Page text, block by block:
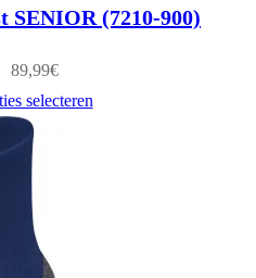
SENIOR (7210-900)
89,99€
selecteren